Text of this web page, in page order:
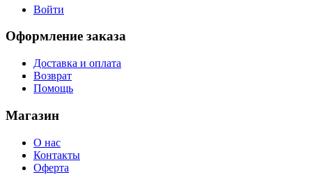
Войти
Оформление заказа
Доставка и оплата
Возврат
Помощь
Магазин
О нас
Контакты
Оферта